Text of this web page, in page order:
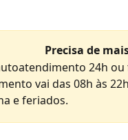
Precisa de
24h
vai das 08h às
e feriados.